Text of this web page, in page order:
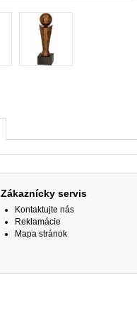
Zákaznícky servis
Kontaktujte nás
Reklamácie
Mapa stránok